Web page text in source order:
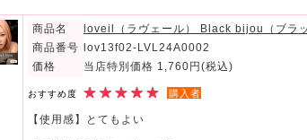
商品名
loveil（ラヴェール） Black bijou（ブラ
商品番号
lov13f02-LVL24A0002
価格
当店特別価格 1,760円 (税込)
おすすめ度 購入者
【使用感】とてもよい